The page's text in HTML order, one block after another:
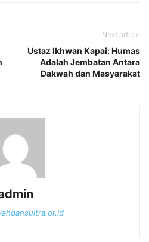
Next article
Ustaz Ikhwan Kapai: Humas
Adalah Jembatan Antara
Dakwah dan Masyarakat